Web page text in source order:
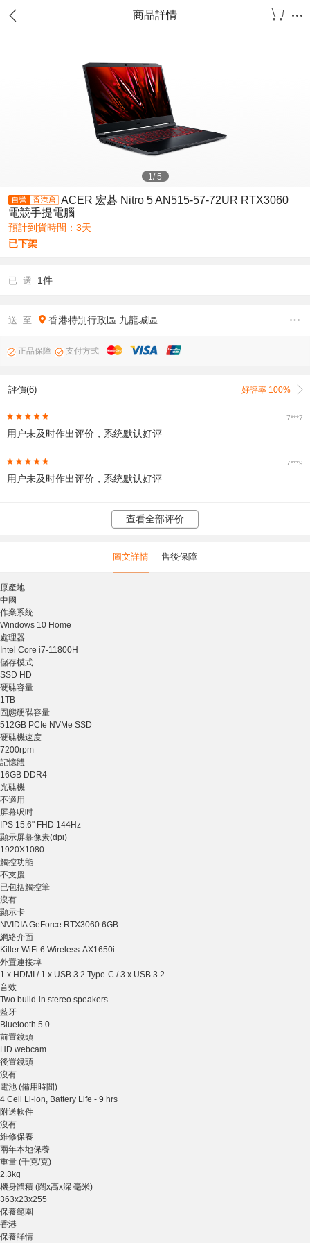
商品詳情
1/5
ACER 宏碁 Nitro 5 AN515-57-72UR RTX3060
電競手提電腦
預計到貨時間：3天
已下架
已 選 1件
送 至 香港特別行政區 九龍城區
正品保障 支付方式
評價(6) 好評率 100%
7***7
用户未及时作出评价，系统默认好评
7***9
用户未及时作出评价，系统默认好评
查看全部评价
圖文詳情 售後保障
原產地
中國
作業系統
Windows 10 Home
處理器
Intel Core i7-11800H
儲存模式
SSD HD
硬碟容量
1TB
固態硬碟容量
512GB PCIe NVMe SSD
硬碟機速度
7200rpm
記憶體
16GB DDR4
光碟機
不適用
屏幕呎吋
IPS 15.6" FHD 144Hz
顯示屏幕像素(dpi)
1920X1080
觸控功能
不支援
已包括觸控筆
沒有
顯示卡
NVIDIA GeForce RTX3060 6GB
網絡介面
Killer WiFi 6 Wireless-AX1650i
外置連接埠
1 x HDMI / 1 x USB 3.2 Type-C / 3 x USB 3.2
音效
Two build-in stereo speakers
藍牙
Bluetooth 5.0
前置鏡頭
HD webcam
後置鏡頭
沒有
電池 (備用時間)
4 Cell Li-ion, Battery Life - 9 hrs
附送軟件
沒有
維修保養
兩年本地保養
重量 (千克/克)
2.3kg
機身體積 (闊x高x深 毫米)
363x23x255
保養範圍
香港
保養詳情